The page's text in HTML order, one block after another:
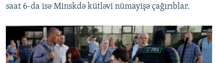
saat 6-da isə Minskdə kütləvi nümayişə çağırıblar.